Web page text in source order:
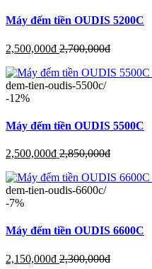
Máy đếm tiền OUDIS 5200C
2,500,000đ 2,700,000đ
dem-tien-oudis-5500c/
-12%
Máy đếm tiền OUDIS 5500C
2,500,000đ 2,850,000đ
dem-tien-oudis-6600c/
-7%
Máy đếm tiền OUDIS 6600C
2,150,000đ 2,300,000đ